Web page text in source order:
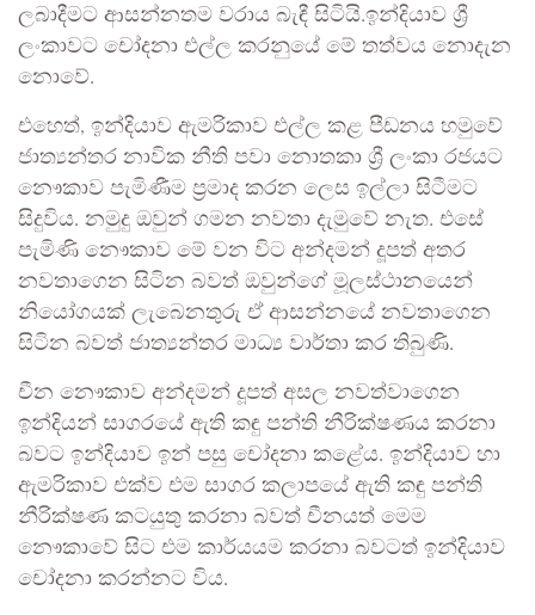
ලබාදීමට ආසන්නතම වරාය බැඳී සිටියි.ඉන්දියාව ශ්‍රී
ලංකාවට චෝදනා එල්ල කරනුයේ මේ තත්වය නොදැන
නොවේ.
එහෙත්, ඉන්දියාව ඇමරිකාව එල්ල කළ පීඩනය හමුවේ
ජාත්‍යන්තර නාවික නීති පවා නොතකා ශ්‍රී ලංකා රජයට
නෞකාව පැමිණීම ප්‍රමාද කරන ලෙස ඉල්ලා සිටීමට
සිදුවිය. නමුදු ඔවුන් ගමන නවතා දැමුවේ නැත. එසේ
පැමිණි නෞකාව මේ වන විට අන්දමන් දූපත් අතර
නවතාගෙන සිටින බවත් ඔවුන්ගේ මූලස්ථානයෙන්
නියෝගයක් ලැබෙනතුරු ඒ ආසන්නයේ නවතාගෙන
සිටින බවත් ජාත්‍යන්තර මාධ්‍ය වාර්තා කර තිබුණි.
චීන නෞකාව අන්දමන් දූපත් අසල නවත්වාගෙන
ඉන්දියන් සාගරයේ ඇති කඳු පන්ති නීරික්ෂණය කරනා
බවට ඉන්දියාව ඉන් පසු චෝදනා කළේය. ඉන්දියාව හා
ඇමරිකාව එක්ව එම සාගර කලාපයේ ඇති කඳු පන්ති
නීරික්ෂණ කටයුතු කරනා බවත් චීනයත් මෙම
නෞකාවේ සිට එම කාර්යයම කරනා බවටත් ඉන්දියාව
චෝදනා කරන්නට විය.